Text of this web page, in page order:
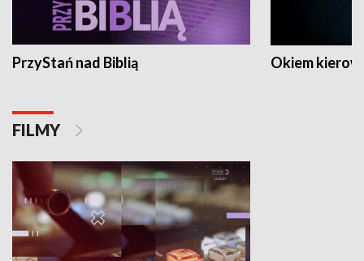
PrzyStań nad Biblią Okiem
FILMY